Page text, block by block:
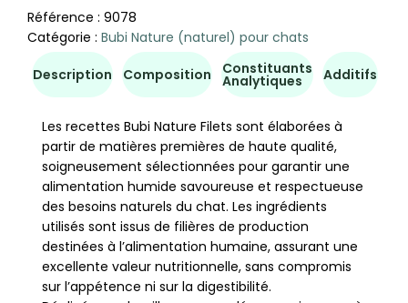
Référence : 9078
Catégorie : Bubi Nature (naturel) pour chats
Description Composition Constituants
Analytiques Additifs
Les recettes Bubi Nature Filets sont élaborées à
partir de matières premières de haute qualité,
soigneusement sélectionnées pour garantir une
alimentation humide savoureuse et respectueuse
des besoins naturels du chat. Les ingrédients
utilisés sont issus de filières de production
destinées à l’alimentation humaine, assurant une
excellente valeur nutritionnelle, sans compromis
sur l’appétence ni sur la digestibilité.